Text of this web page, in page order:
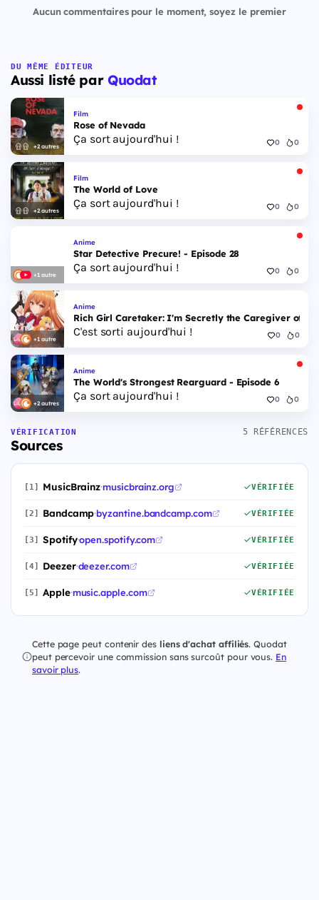
Aucun commentaires pour le moment, soyez le premier
DU MÊME ÉDITEUR
Aussi listé par Quodat
+2 autres
Film
Rose of Nevada
Ça sort aujourd'hui ! 0 0
+2 autres
Film
The World of Love
Ça sort aujourd'hui ! 0 0
+1 autre
Anime
Star Detective Precure! - Episode 28
Ça sort aujourd'hui ! 0 0
+1 autre
Anime
Rich Girl Caretaker: I'm Secretly the Caregiver of
C'est sorti aujourd'hui ! 0 0
+2 autres
Anime
The World's Strongest Rearguard - Episode 6
Ça sort aujourd'hui ! 0 0
VÉRIFICATION
Sources
5 RÉFÉRENCES
[1] MusicBrainz·musicbrainz.org VÉRIFIÉE
[2] Bandcamp·byzantine.bandcamp.com VÉRIFIÉE
[3] Spotify·open.spotify.com VÉRIFIÉE
[4] Deezer·deezer.com VÉRIFIÉE
[5] Apple·music.apple.com VÉRIFIÉE
Cette page peut contenir des liens d'achat affiliés. Quodat
peut percevoir une commission sans surcoût pour vous. En
savoir plus.